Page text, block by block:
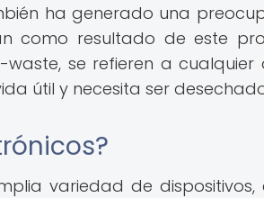
ha generado una
como resultado de este
se refieren a cualquier
útil y necesita ser
variedad de